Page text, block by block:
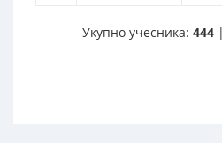
Укупно учесника: 444